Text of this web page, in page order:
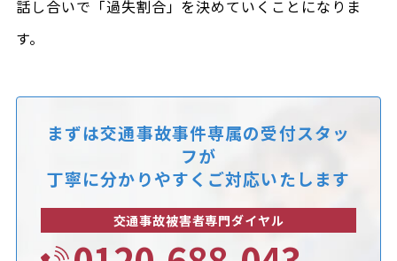
話し合いで「過失割合」を決めていくことになりま
す。
まずは交通事故事件専属の受付スタッ
フが
丁寧に分かりやすくご対応いたします
交通事故被害者専門ダイヤル